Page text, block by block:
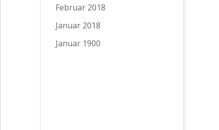
Februar 2018
Januar 2018
Januar 1900